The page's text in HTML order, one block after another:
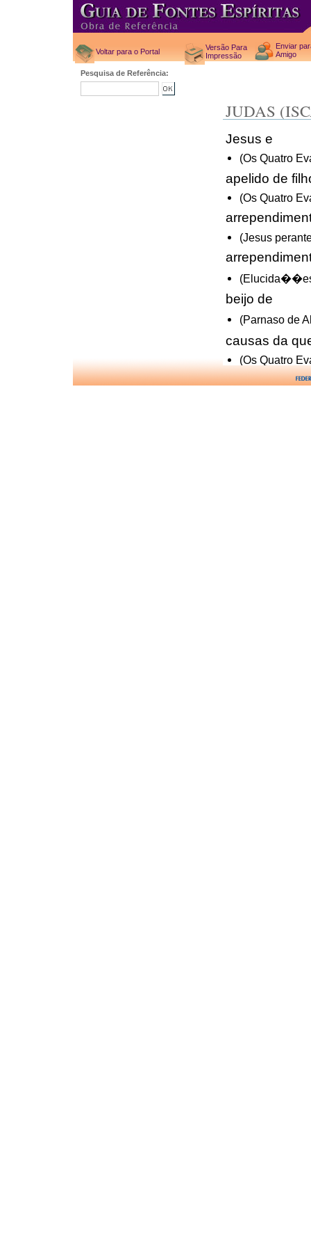
Voltar para o Portal
Versão Para
Impressão
Enviar
Amigo
Pesquisa de Referência:
JUDAS
Jesus e
(Os Quatro
apelido de
(Os Quatro
(Jesus
beijo de
(Parnaso de
causas da
(Os Quatro